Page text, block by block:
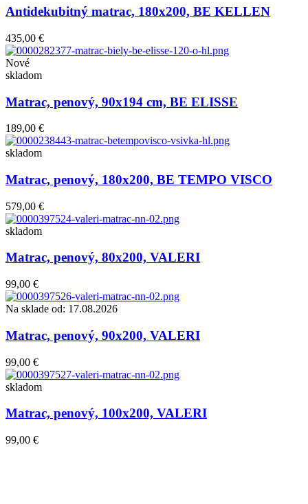
Antidekubitný matrac, 180x200, BE KELLEN
435,00 €
Nové
skladom
Matrac, penový, 90x194 cm, BE ELISSE
189,00 €
skladom
Matrac, penový, 180x200, BE TEMPO VISCO
579,00 €
skladom
Matrac, penový, 80x200, VALERI
99,00 €
Na sklade od: 17.08.2026
Matrac, penový, 90x200, VALERI
99,00 €
skladom
Matrac, penový, 100x200, VALERI
99,00 €